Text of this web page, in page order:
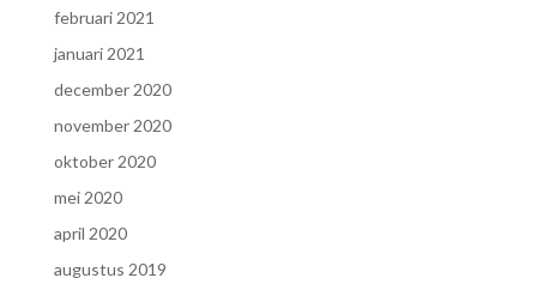
februari 2021
januari 2021
december 2020
november 2020
oktober 2020
mei 2020
april 2020
augustus 2019